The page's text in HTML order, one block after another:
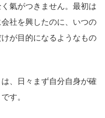
氣がつきません。最初は
社を興したのに、いつの
が目的になるようなもの
、日々まず自分自身が確
す。